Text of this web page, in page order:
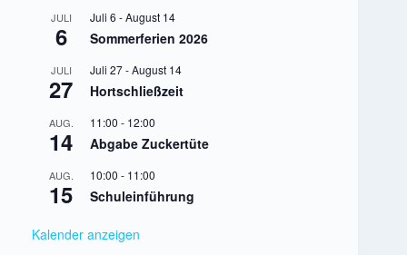
JULI
6
Juli 6 -August 14
Sommerferien 2026
JULI
27
Juli 27-August 14
Hortschließzeit
AUG.
14
11:00 - 12:00
Abgabe Zuckertüte
AUG.
15
10:00 - 11:00
Schuleinführung
Kalender anzeigen